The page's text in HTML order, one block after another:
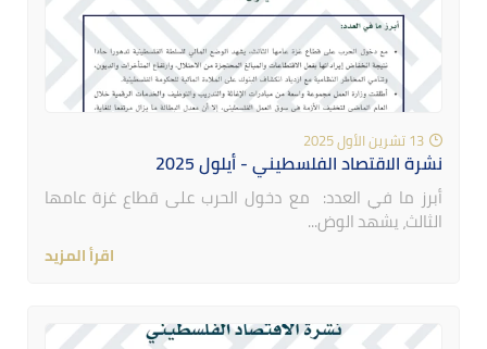
13 تشرين الأول 2025
نشرة الاقتصاد الفلسطيني - أيلول 2025
أبرز ما في العدد: مع دخول الحرب على قطاع غزة عامها
الثالث، يشهد الوض...
اقرأ المزيد